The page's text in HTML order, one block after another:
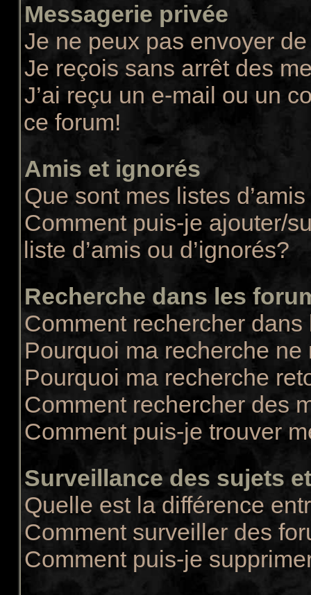
Messagerie privée
Je ne peux pas envoyer
Je reçois sans arrêt des
J’ai reçu un e-mail ou un
ce forum!
Amis et ignorés
Que sont mes listes
Comment puis-je ajouter/
liste d’amis ou d’ignorés?
Recherche dans les
Comment rechercher dans
Pourquoi ma recherche
Pourquoi ma recherche
Comment rechercher des
Comment puis-je trouver
Surveillance des sujets
Quelle est la différence
Comment surveiller des
Comment puis-je